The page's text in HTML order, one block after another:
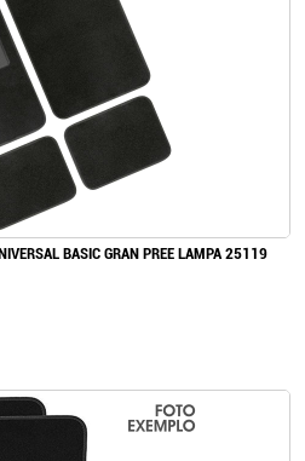
BASIC GRAN PREE LAMPA 25119
a comprar